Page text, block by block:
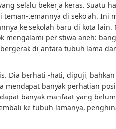
selalu bekerja keras. Suatu
teman-temannya di sekolah. Ini
ke sekolah baru di kota lain.
mengalami peristiwa aneh:
di antara tubuh lama
Dia berhati -hati, dipuji, bahkan
mendapat banyak perhatian
banyak manfaat yang
ke tubuh lamanya,